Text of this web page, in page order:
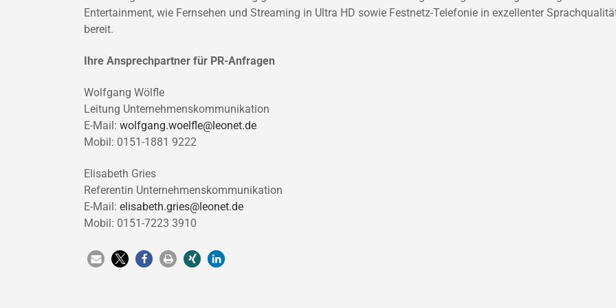
Entertainment, wie Fernsehen und Streaming in Ultra HD sowie Festnetz-Telefonie in exzellenter
bereit.
Ihre Ansprechpartner für PR-Anfragen
Wolfgang Wölfle
Leitung Unternehmenskommunikation
E-Mail: wolfgang.woelfle@leonet.de
Mobil: 0151-1881 9222
Elisabeth Gries
Referentin Unternehmenskommunikation
E-Mail: elisabeth.gries@leonet.de
Mobil: 0151-7223 3910